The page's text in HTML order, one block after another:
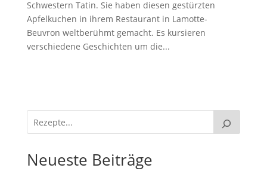
Schwestern Tatin. Sie haben diesen gestürzten
Apfelkuchen in ihrem Restaurant in Lamotte-
Beuvron weltberühmt gemacht. Es kursieren
verschiedene Geschichten um die...
Neueste Beiträge